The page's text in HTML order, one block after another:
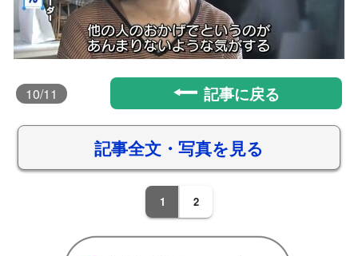
10/11 記事に戻る
記事全文・写真を見る
1 2